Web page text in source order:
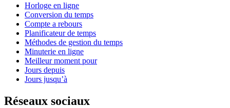
Horloge en ligne
Conversion du temps
Compte a rebours
Planificateur de temps
Méthodes de gestion du temps
Minuterie en ligne
Meilleur moment pour
Jours depuis
Jours jusqu’à
Réseaux sociaux